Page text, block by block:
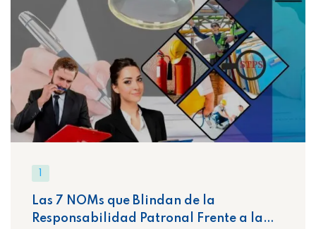
Las 7 NOMs que Blindan de la
Responsabilidad Patronal Frente a la